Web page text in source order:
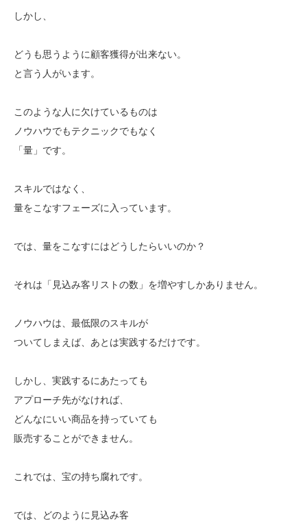
しかし、
どうも思うように顧客獲得が出来ない。
と言う人がいます。
このような人に欠けているものは
ノウハウでもテクニックでもなく
「量」です。
スキルではなく、
量をこなすフェーズに入っています。
では、量をこなすにはどうしたらいいのか？
それは「見込み客リストの数」を増やすしかありません。
ノウハウは、最低限のスキルが
ついてしまえば、あとは実践するだけです。
しかし、実践するにあたっても
アプローチ先がなければ、
どんなにいい商品を持っていても
販売することができません。
これでは、宝の持ち腐れです。
では、どのように見込み客